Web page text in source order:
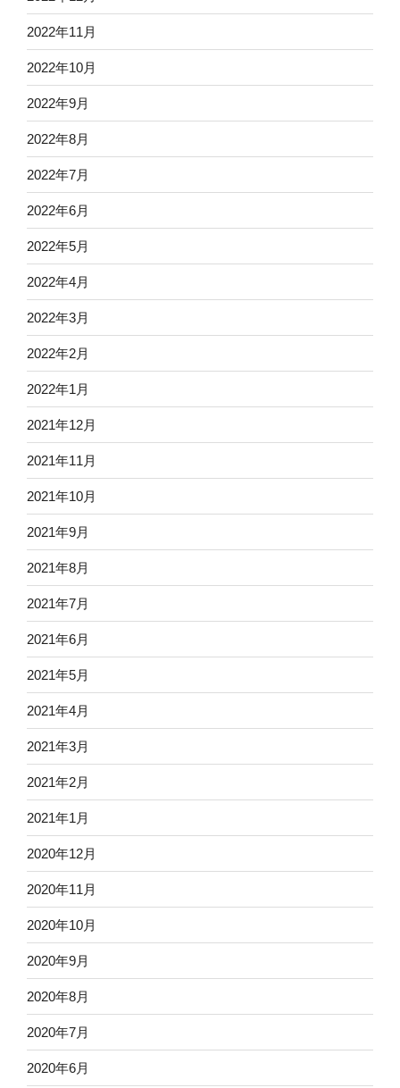
2022年11月
2022年10月
2022年9月
2022年8月
2022年7月
2022年6月
2022年5月
2022年4月
2022年3月
2022年2月
2022年1月
2021年12月
2021年11月
2021年10月
2021年9月
2021年8月
2021年7月
2021年6月
2021年5月
2021年4月
2021年3月
2021年2月
2021年1月
2020年12月
2020年11月
2020年10月
2020年9月
2020年8月
2020年7月
2020年6月